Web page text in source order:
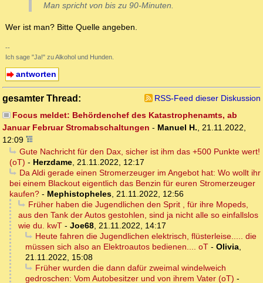
Man spricht von bis zu 90-Minuten.
Wer ist man? Bitte Quelle angeben.
--
Ich sage "Ja!" zu Alkohol und Hunden.
antworten
gesamter Thread:
RSS-Feed dieser Diskussion
Focus meldet: Behördenchef des Katastrophenamts, ab
Januar Februar Stromabschaltungen - Manuel H., 21.11.2022,
12:09
Gute Nachricht für den Dax, sicher ist ihm das +500 Punkte wert!
(oT) - Herzdame, 21.11.2022, 12:17
Da Aldi gerade einen Stromerzeuger im Angebot hat: Wo wollt ihr
bei einem Blackout eigentlich das Benzin für euren Stromerzeuger
kaufen? - Mephistopheles, 21.11.2022, 12:56
Früher haben die Jugendlichen den Sprit , für ihre Mopeds,
aus den Tank der Autos gestohlen, sind ja nicht alle so einfallslos
wie du. kwT - Joe68, 21.11.2022, 14:17
Heute fahren die Jugendlichen elektrisch, flüsterleise..... die
müssen sich also an Elektroautos bedienen.... oT - Olivia,
21.11.2022, 15:08
Früher wurden die dann dafür zweimal windelweich
gedroschen: Vom Autobesitzer und von ihrem Vater (oT) -